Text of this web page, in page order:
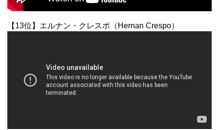
【13位】エルナン・クレスポ（Hernan Crespo）